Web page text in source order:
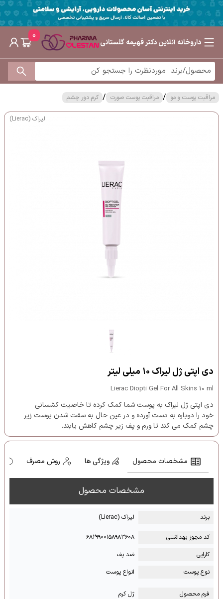
داروخانه آنلاین دکتر فهیمه گلستانی
0
مراقبت پوست و مو / مراقبت پوست صورت / کرم دور چشم
لیراک (Lierac)
دی اپتی ژل لیراک ۱۰ میلی لیتر
Lierac Diopti Gel For All Skins 10 ml
دی اپتی ژل لیراک به پوست شما کمک کرده تا خاصیت کشسانی
خود را دوباره به دست آورده و در عین حال به سفت شدن پوست زیر
چشم کمک می کند تا ورم و پف زیر چشم کاهش یابند.
مشخصات محصول ویژگی ها روش مصرف
مشخصات محصول
برند لیراک (Lierac)
کد مجوز بهداشتی
۶۸۲۹۹۰۰۱۵۸۹۸۳۶۰۸
کارایی
ضد پف
نوع پوست
انواع پوست
فرم محصول ژل کرم